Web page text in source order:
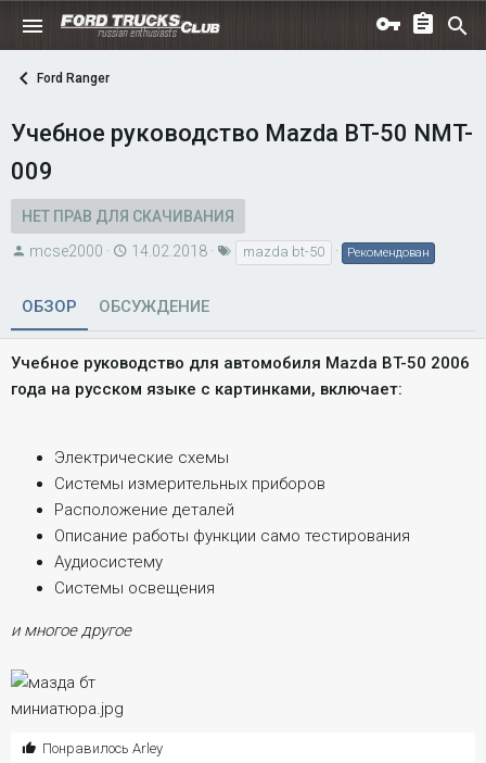
Ford Ranger
Учебное руководство Mazda BT-50 NMT-
009
НЕТ ПРАВ ДЛЯ СКАЧИВАНИЯ
А
т
mcse2000
Д
т
о
з
н
и
я
14.02.2018 mazda bt-50 Рекомендован
ОБЗОР ОБСУЖДЕНИЕ
Учебное руководство для автомобиля Mazda BT-50 2006
года на русском языке с картинками, включает:
Электрические схемы
Системы измерительных приборов
Расположение деталей
Описание работы функции само тестирования
Аудиосистему
Системы освещения
и многое другое
С
Понравилось Arley